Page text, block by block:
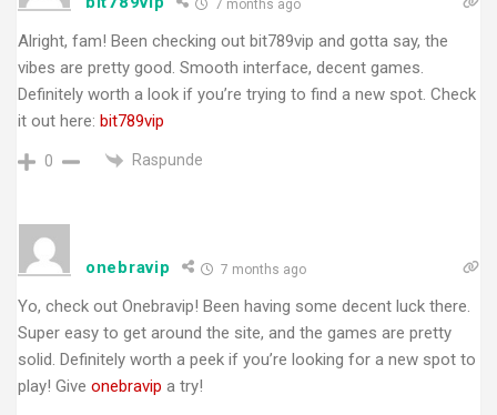
7 months ago
Alright, fam! Been checking out bit789vip and gotta say, the
vibes are pretty good. Smooth interface, decent games.
Definitely worth a look if you’re trying to find a new spot. Check
it out here: bit789vip
0 Raspunde
onebravip 7 months ago
Yo, check out Onebravip! Been having some decent luck there.
Super easy to get around the site, and the games are pretty
solid. Definitely worth a peek if you’re looking for a new spot to
play! Give onebravip a try!